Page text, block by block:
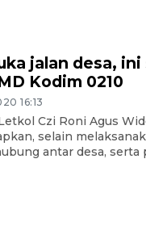
jalan desa, ini
Kodim 0210
16:13
Czi Roni Agus
selain
antar desa, serta
Pelaporan SPT
Sumut